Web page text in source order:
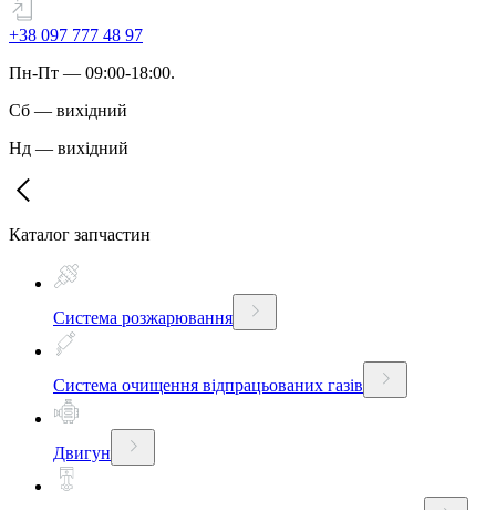
+38 097 777 48 97
Пн-Пт — 09:00-18:00.
Сб — вихідний
Нд — вихідний
Каталог запчастин
Система розжарювання
Система очищення відпрацьованих газів
Двигун